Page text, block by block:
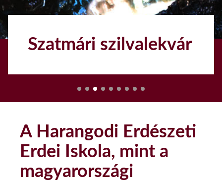
vízimalom
A Harangodi Erdészeti
Erdei Iskola, mint a
magyarországi